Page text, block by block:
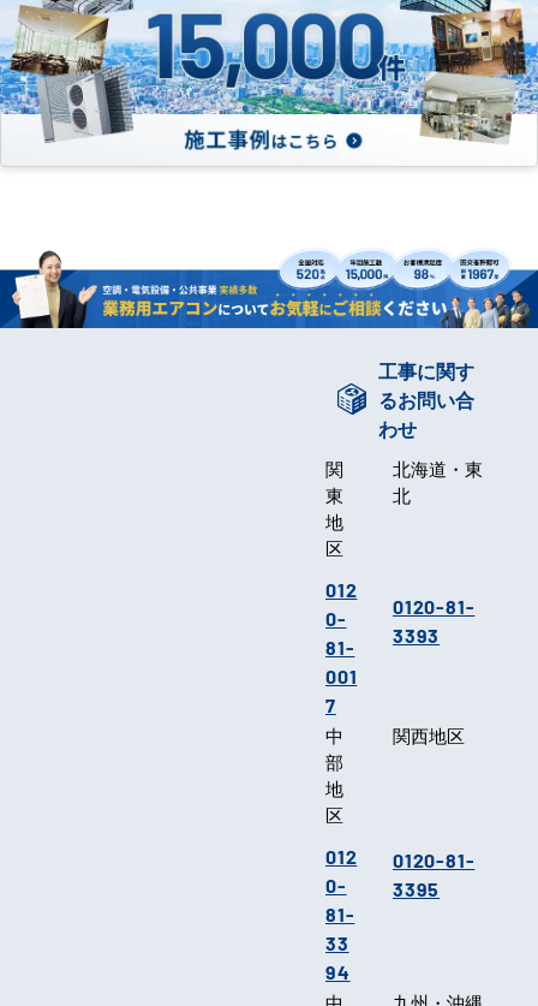
工事に関す
るお問い合
わせ
関
東
地
区
012
0-
81-
001
7
北海道・東
北
0120-81-
3393
中
部
地
区
012
0-
81-
33
94
関西地区
0120-81-
3395